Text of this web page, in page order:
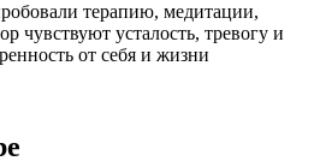
терапию, медитации,
чувствуют усталость, тревогу и
от себя и жизни